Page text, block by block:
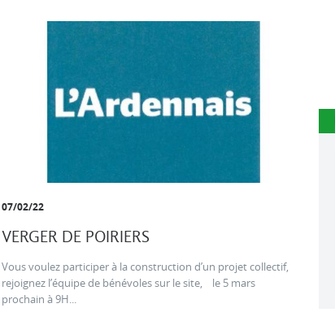
07/02/22
VERGER DE POIRIERS
Vous voulez participer à la construction d’un projet collectif,
rejoignez l’équipe de bénévoles sur le site, le 5 mars
prochain à 9H...